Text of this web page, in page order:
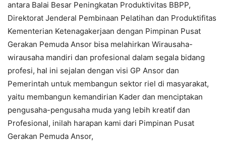
antara Balai Besar Peningkatan Produktivitas BBPP,
Direktorat Jenderal Pembinaan Pelatihan dan Produktifitas
Kementerian Ketenagakerjaan dengan Pimpinan Pusat
Gerakan Pemuda Ansor bisa melahirkan Wirausaha-
wirausaha mandiri dan profesional dalam segala bidang
profesi, hal ini sejalan dengan visi GP Ansor dan
Pemerintah untuk membangun sektor riel di masyarakat,
yaitu membangun kemandirian Kader dan menciptakan
pengusaha-pengusaha muda yang lebih kreatif dan
Profesional, inilah harapan kami dari Pimpinan Pusat
Gerakan Pemuda Ansor,